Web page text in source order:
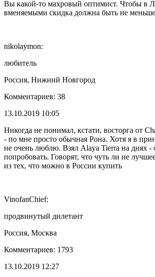
Вы какой-то махровый оптимист. Чтобы в
вменяемыми скидка должна быть не
nikolaymon:
любитель
Россия, Нижний Новгород
Комментариев: 38
13.10.2019 10:05
Никогда не понимал, кстати, восторга от
- по мне просто обычная Рона. Хотя я в
не очень люблю. Взял Alaya Tierra на днях -
попробовать. Говорят, что чуть ли не
из тех, что можно в России купить
VinofanChief:
продвинутый дилетант
Россия, Москва
Комментариев: 1793
13.10.2019 12:27